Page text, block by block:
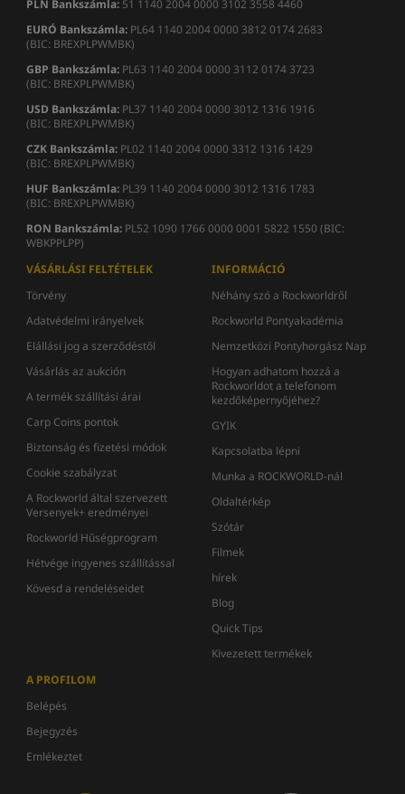
PLN Bankszámla: 51 1140 2004 0000 3102 3558 4460
EURÓ Bankszámla: PL64 1140 2004 0000 3812 0174 2683
(BIC: BREXPLPWMBK)
GBP Bankszámla: PL63 1140 2004 0000 3112 0174 3723
(BIC: BREXPLPWMBK)
USD Bankszámla: PL37 1140 2004 0000 3012 1316 1916
(BIC: BREXPLPWMBK)
CZK Bankszámla: PL02 1140 2004 0000 3312 1316 1429
(BIC: BREXPLPWMBK)
HUF Bankszámla: PL39 1140 2004 0000 3012 1316 1783
(BIC: BREXPLPWMBK)
RON Bankszámla: PL52 1090 1766 0000 0001 5822 1550 (BIC:
WBKPPLPP)
VÁSÁRLÁSI FELTÉTELEK
Törvény
Adatvédelmi irányelvek
Elállási jog a szerződéstől
Vásárlás az aukción
A termék szállítási árai
Carp Coins pontok
Biztonság és fizetési módok
Cookie szabályzat
A Rockworld által szervezett
Versenyek+ eredményei
Rockworld Hűségprogram
Hétvége ingyenes szállítással
Kövesd a rendeléseidet
INFORMÁCIÓ
Néhány szó a Rockworldről
Rockworld Pontyakadémia
Nemzetközi Pontyhorgász Nap
Hogyan adhatom hozzá a
Rockworldot a telefonom
kezdőképernyőjéhez?
GYIK
Kapcsolatba lépni
Munka a ROCKWORLD-nál
Oldaltérkép
Szótár
Filmek
hírek
Blog
Quick Tips
Kivezetett termékek
A PROFILOM
Belépés
Bejegyzés
Emlékeztet